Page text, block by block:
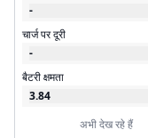
-
चार्ज पर दूरी
-
बैटरी क्षमता
3.84
अभी देख रहे हैं